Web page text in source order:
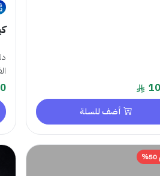
أضف للسلة